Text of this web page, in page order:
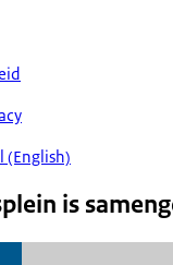
(English)
is